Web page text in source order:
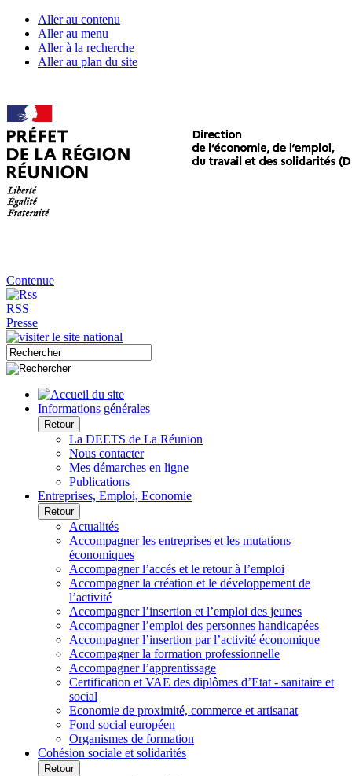
Aller au contenu
Aller au menu
Aller à la recherche
Aller au plan du site
Contenue
RSS
Presse
Informations générales
Retour
La DEETS de La Réunion
Nous contacter
Mes démarches en ligne
Publications
Entreprises, Emploi, Economie
Retour
Actualités
Accompagner les entreprises et les mutations
économiques
Accompagner l’accés et le retour à l’emploi
Accompagner la création et le développement de
l’activité
Accompagner l’insertion et l’emploi des jeunes
Accompagner l’emploi des personnes handicapées
Accompagner l’insertion par l’activité économique
Accompagner la formation professionnelle
Accompagner l’apprentissage
Certification et VAE des diplômes d’Etat - sanitaire et
social
Economie de proximité, commerce et artisanat
Fond social européen
Organismes de formation
Cohésion sociale et solidarités
Retour